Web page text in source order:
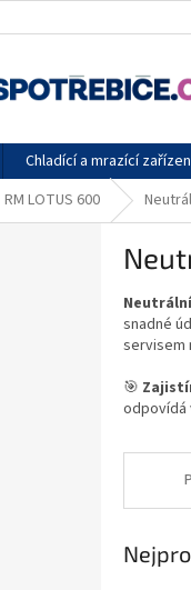
Chladící a mrazící
RM LOTUS 600
snadné
servisem
🎯
odpovídá